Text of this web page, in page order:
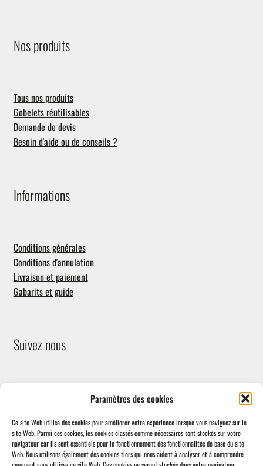
Paramètres des cookies
Ce site Web utilise des cookies pour améliorer votre expérience lorsque vous naviguez sur le
site Web.Parmi ces cookies, les cookies classés comme nécessaires sont stockés sur votre
navigateur car ils sont essentiels pour le fonctionnement des fonctionnalités de base du site
Web.Nous utilisons également des cookies tiers qui nous aident à analyser et à comprendre
Nos produits
Tous nos produits
Gobelets réutilisables
Demande de devis
Besoin d'aide ou de conseils ?
Informations
Conditions générales
Conditions d'annulation
Livraison et paiement
Gabarits et guide
Suivez nous
Facebook